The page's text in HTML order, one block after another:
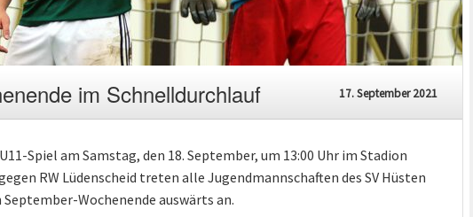
im Schnelldurchlauf 17. September 2021
Spiel am Samstag, den 18. September, um 13:00 Uhr im Stadion
RW Lüdenscheid treten alle Jugendmannschaften des SV Hüsten
Wochenende auswärts an.